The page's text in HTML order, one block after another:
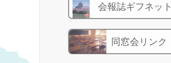
会報誌ギフネット
同窓会リンク